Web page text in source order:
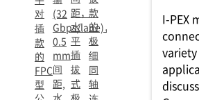
对
插
款
的
FPC
型
(32
Gbps/lane)，
0.5
mm
间
距,
水
距，
水
平
插
拔
式
极
款
的
极
细
同
轴
I-PEX